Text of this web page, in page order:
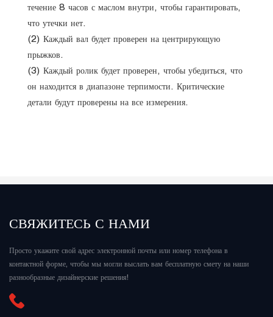
течение 8 часов с маслом внутри, чтобы гарантировать,
что утечки нет.
(2) Каждый вал будет проверен на центрирующую
прыжков.
(3) Каждый ролик будет проверен, чтобы убедиться, что
он находится в диапазоне терпимости. Критические
детали будут проверены на все измерения.
СВЯЖИТЕСЬ С НАМИ
Просто укажите свой адрес электронной почты или номер телефона в
контактной форме, чтобы мы могли выслать вам бесплатную смету на наши
разнообразные дизайнерские решения!